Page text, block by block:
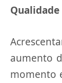
Qualidade
aumento
momento